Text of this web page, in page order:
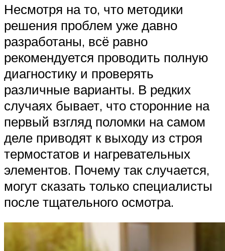
Несмотря на то, что методики
решения проблем уже давно
разработаны, всё равно
рекомендуется проводить полную
диагностику и проверять
различные варианты. В редких
случаях бывает, что сторонние на
первый взгляд поломки на самом
деле приводят к выходу из строя
термостатов и нагревательных
элементов. Почему так случается,
могут сказать только специалисты
после тщательного осмотра.